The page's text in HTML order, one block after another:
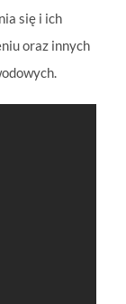
się i ich
oraz innych